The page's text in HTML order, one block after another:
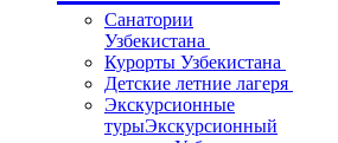
Санатории
Узбекистана
Курорты Узбекистана
Детские летние лагеря
Экскурсионные
турыЭкскурсионный